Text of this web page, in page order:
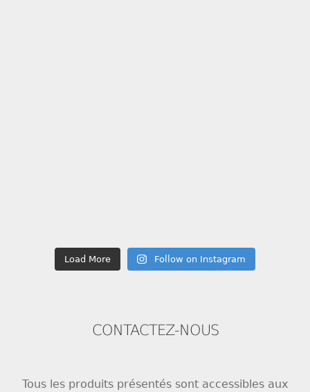
Load More Follow on Instagram
CONTACTEZ-NOUS
Tous les produits présentés sont accessibles aux